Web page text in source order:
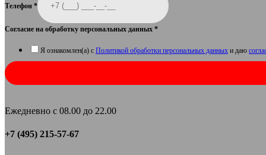
Телефон *
Согласие на обработку персональных данных *
Я ознакомлен(а) с Политикой обработки персональных данных и даю
Ежедневно с 08.00 до 22.00
+7 (495) 215-57-67